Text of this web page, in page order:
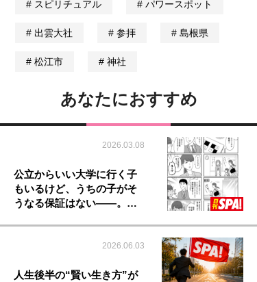
スピリチュアル パワースポット
出雲大社 参拝 島根県
松江市 神社
あなたにおすすめ
2026.03.08
公立からいい大学に行く子
もいるけど、うちの子がそ
うなる保証はない――。…
2026.06.03
人生後半の“賢い生き方”が